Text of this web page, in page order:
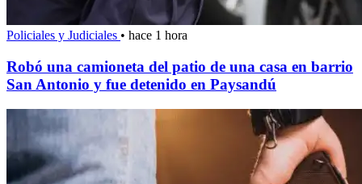
Policiales y Judiciales • hace 1 hora
Robó una camioneta del patio de una casa en barrio
San Antonio y fue detenido en Paysandú